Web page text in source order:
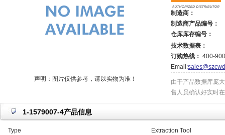
声明：图片仅供参考，请以实物为准！
制造商：
制造商产品编号：
仓库库存编号：
技术数据表：
订购热线： 400-
Email:
由于产品数据库庞
售人员确认好实时
1-1579007-4产品信息
Type
Extraction Tool